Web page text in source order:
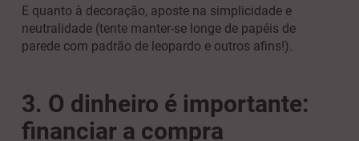
E quanto à decoração, aposte na simplicidade e
neutralidade (tente manter-se longe de papéis de
parede com padrão de leopardo e outros afins!).
3. O dinheiro é importante:
financiar a compra